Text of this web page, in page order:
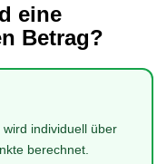
eine
Betrag?
wird individuell über
berechnet.